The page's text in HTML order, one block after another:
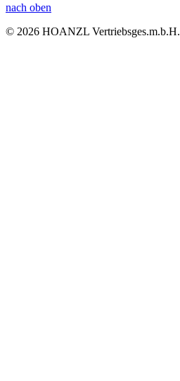
nach oben
© 2026 HOANZL Vertriebsges.m.b.H.